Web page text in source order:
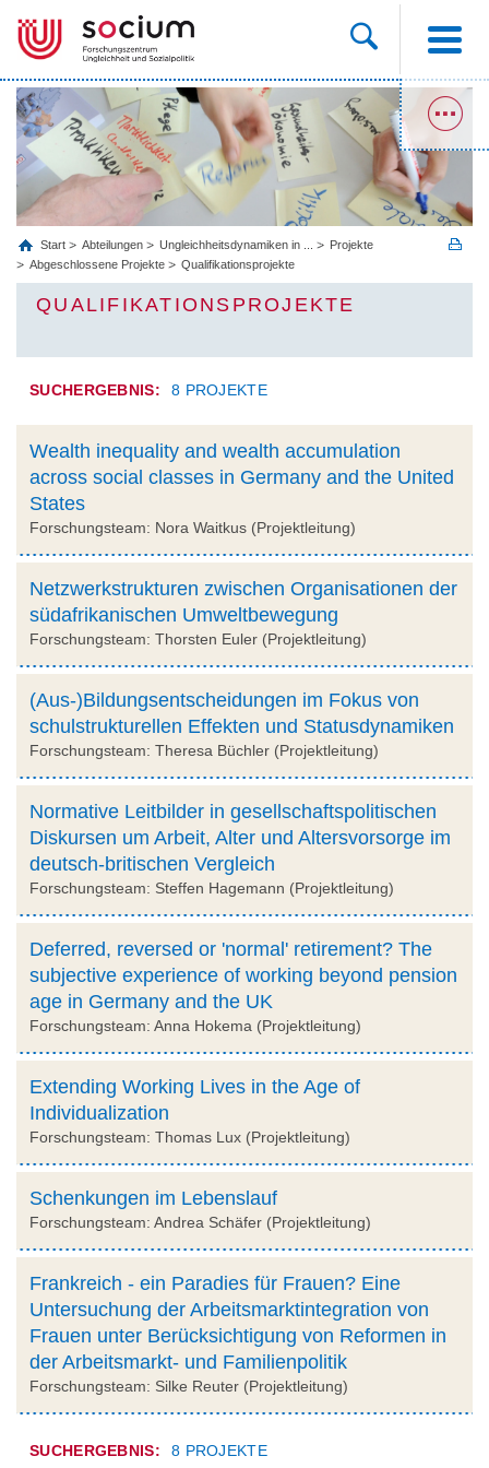
Start Abteilungen Ungleichheitsdynamiken in ...
Projekte
Abgeschlossene Projekte
Qualifikationsprojekte
QUALIFIKATIONSPROJEKTE
SUCHERGEBNIS: 8 PROJEKTE
Wealth inequality and wealth accumulation
across social classes in Germany and the United
States
Forschungsteam: Nora Waitkus (Projektleitung)
Netzwerkstrukturen zwischen Organisationen der
südafrikanischen Umweltbewegung
Forschungsteam: Thorsten Euler (Projektleitung)
(Aus-)Bildungsentscheidungen im Fokus von
schulstrukturellen Effekten und Statusdynamiken
Forschungsteam: Theresa Büchler (Projektleitung)
Normative Leitbilder in gesellschaftspolitischen
Diskursen um Arbeit, Alter und Altersvorsorge im
deutsch-britischen Vergleich
Forschungsteam: Steffen Hagemann (Projektleitung)
Deferred, reversed or 'normal' retirement? The
subjective experience of working beyond pension
age in Germany and the UK
Forschungsteam: Anna Hokema (Projektleitung)
Extending Working Lives in the Age of
Individualization
Forschungsteam: Thomas Lux (Projektleitung)
Schenkungen im Lebenslauf
Forschungsteam: Andrea Schäfer (Projektleitung)
Frankreich - ein Paradies für Frauen? Eine
Untersuchung der Arbeitsmarktintegration von
Frauen unter Berücksichtigung von Reformen in
der Arbeitsmarkt- und Familienpolitik
Forschungsteam: Silke Reuter (Projektleitung)
SUCHERGEBNIS: 8 PROJEKTE